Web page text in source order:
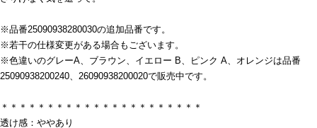
※品番25090938280030の追加品番です。
※若干の仕様変更がある場合もございます。
※色違いのグレーA、ブラウン、イエロー B、ピンク A、オレンジは品番
25090938200240、26090938200020で販売中です。
＊＊＊＊＊＊＊＊＊＊＊＊＊＊＊＊＊＊＊＊＊＊
透け感：ややあり